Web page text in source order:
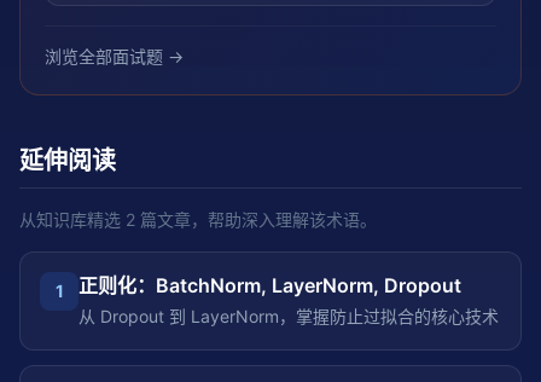
浏览全部面试题 →
延伸阅读
从知识库精选 2 篇文章，帮助深入理解该术语。
1 正则化：BatchNorm, LayerNorm, Dropout
从 Dropout 到 LayerNorm，掌握防止过拟合的核心技术